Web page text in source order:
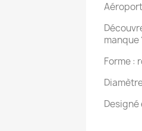
manque
Forme :